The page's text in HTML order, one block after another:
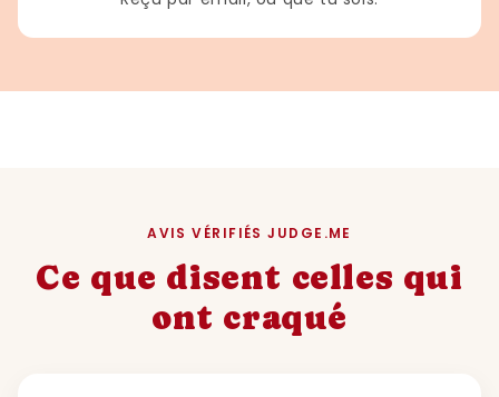
AVIS VÉRIFIÉS JUDGE.ME
Ce que disent celles qui
ont craqué